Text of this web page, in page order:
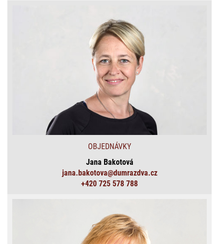
OBJEDNÁVKY
Jana Bakotová
jana.bakotova@dumrazdva.cz
+420 725 578 788